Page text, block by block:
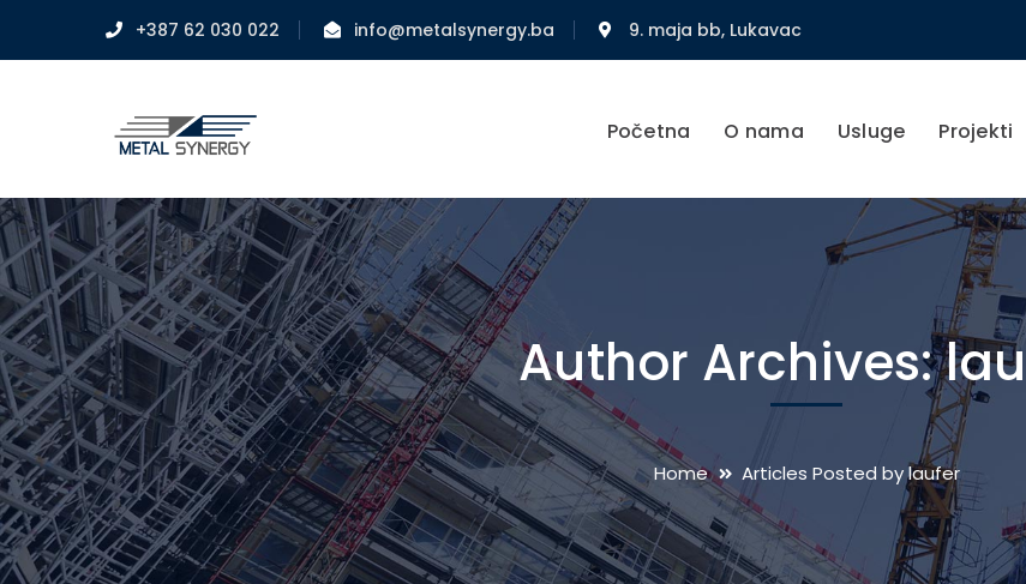
+387 62 030 022 info@metalsynergy.ba 9. maja bb, Lukavac
Početna O nama Usluge Projekti
Author Archives:
Home Articles Posted by laufer